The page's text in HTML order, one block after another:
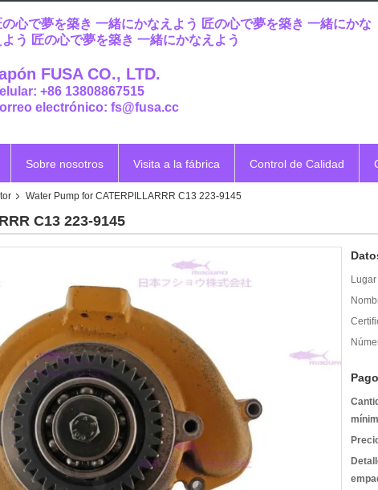
の心で夢を築き 一緒にかなえよう 匠の心で夢を築き 一緒にかな
よう 匠の心で夢を築き 一緒にかなえよう
FUSA CO., LTD.
+86 13808867515
electrónico: fs@fusa.cc
Sobre nosotros Visita a la fábrica Control de Calidad
Water Pump for CATERPILLARRR C13 223-9145
C13 223-9145